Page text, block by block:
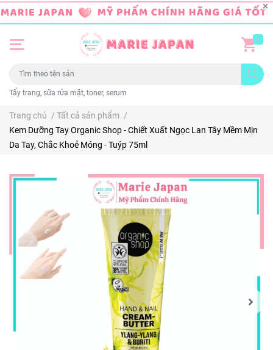
Tẩy trang, sữa rửa mặt, toner, serum
0
Trang chủ / Tất cả sản phẩm /
Kem Dưỡng Tay Organic Shop - Chiết Xuất Ngọc Lan Tây Mềm Mịn
Da Tay, Chắc Khoẻ Móng - Tuýp 75ml